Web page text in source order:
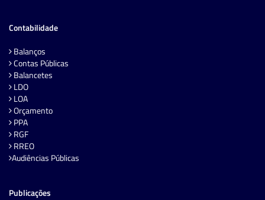
Contabilidade
Balanços
Contas Públicas
Balancetes
LDO
LOA
Orçamento
PPA
RGF
RREO
Audiências Públicas
Publicações